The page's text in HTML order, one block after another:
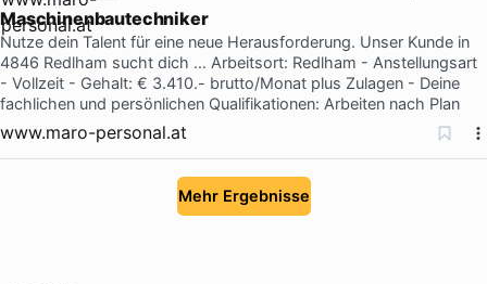
Maschinenbautechniker
Nutze dein Talent für eine neue Herausforderung. Unser Kunde in
4846 Redlham sucht dich … Arbeitsort: Redlham - Anstellungsart
- Vollzeit - Gehalt: € 3.410.- brutto/Monat plus Zulagen - Deine
fachlichen und persönlichen Qualifikationen: Arbeiten nach Plan
www.maro-personal.at
Mehr Ergebnisse